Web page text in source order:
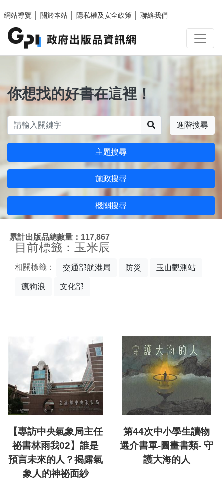
網站導覽
關於本站 隱私權及安全政策 聯絡我們
你想找的好書在這裡！
進階搜尋
主題搜尋
施政搜尋
機關搜尋
累計出版品總數量：117,867
目前標籤：玉米辰
相關標籤： 交通部航港局 防災 玉山觀測站
瘋狗浪 文化部
【專訪中央氣象局主任
祕書林雨我02】誰是
預言未來的人？揭露氣
象人的神祕面紗
第44次中小學生讀物
選介書單-圖畫書類- 守
護大海的人